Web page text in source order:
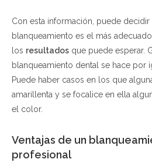
Con esta información, puede
blanqueamiento es el más
los resultados que puede esperar.
blanqueamiento dental se hace por
Puede haber casos en los que
amarillenta y se focalice en ella
el color.
Ventajas de un
profesional